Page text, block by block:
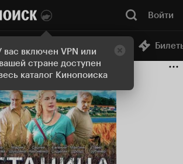
вас включен VPN или
стране доступен
каталог Кинопоиска
Войти
Онлайн-кинотеатр